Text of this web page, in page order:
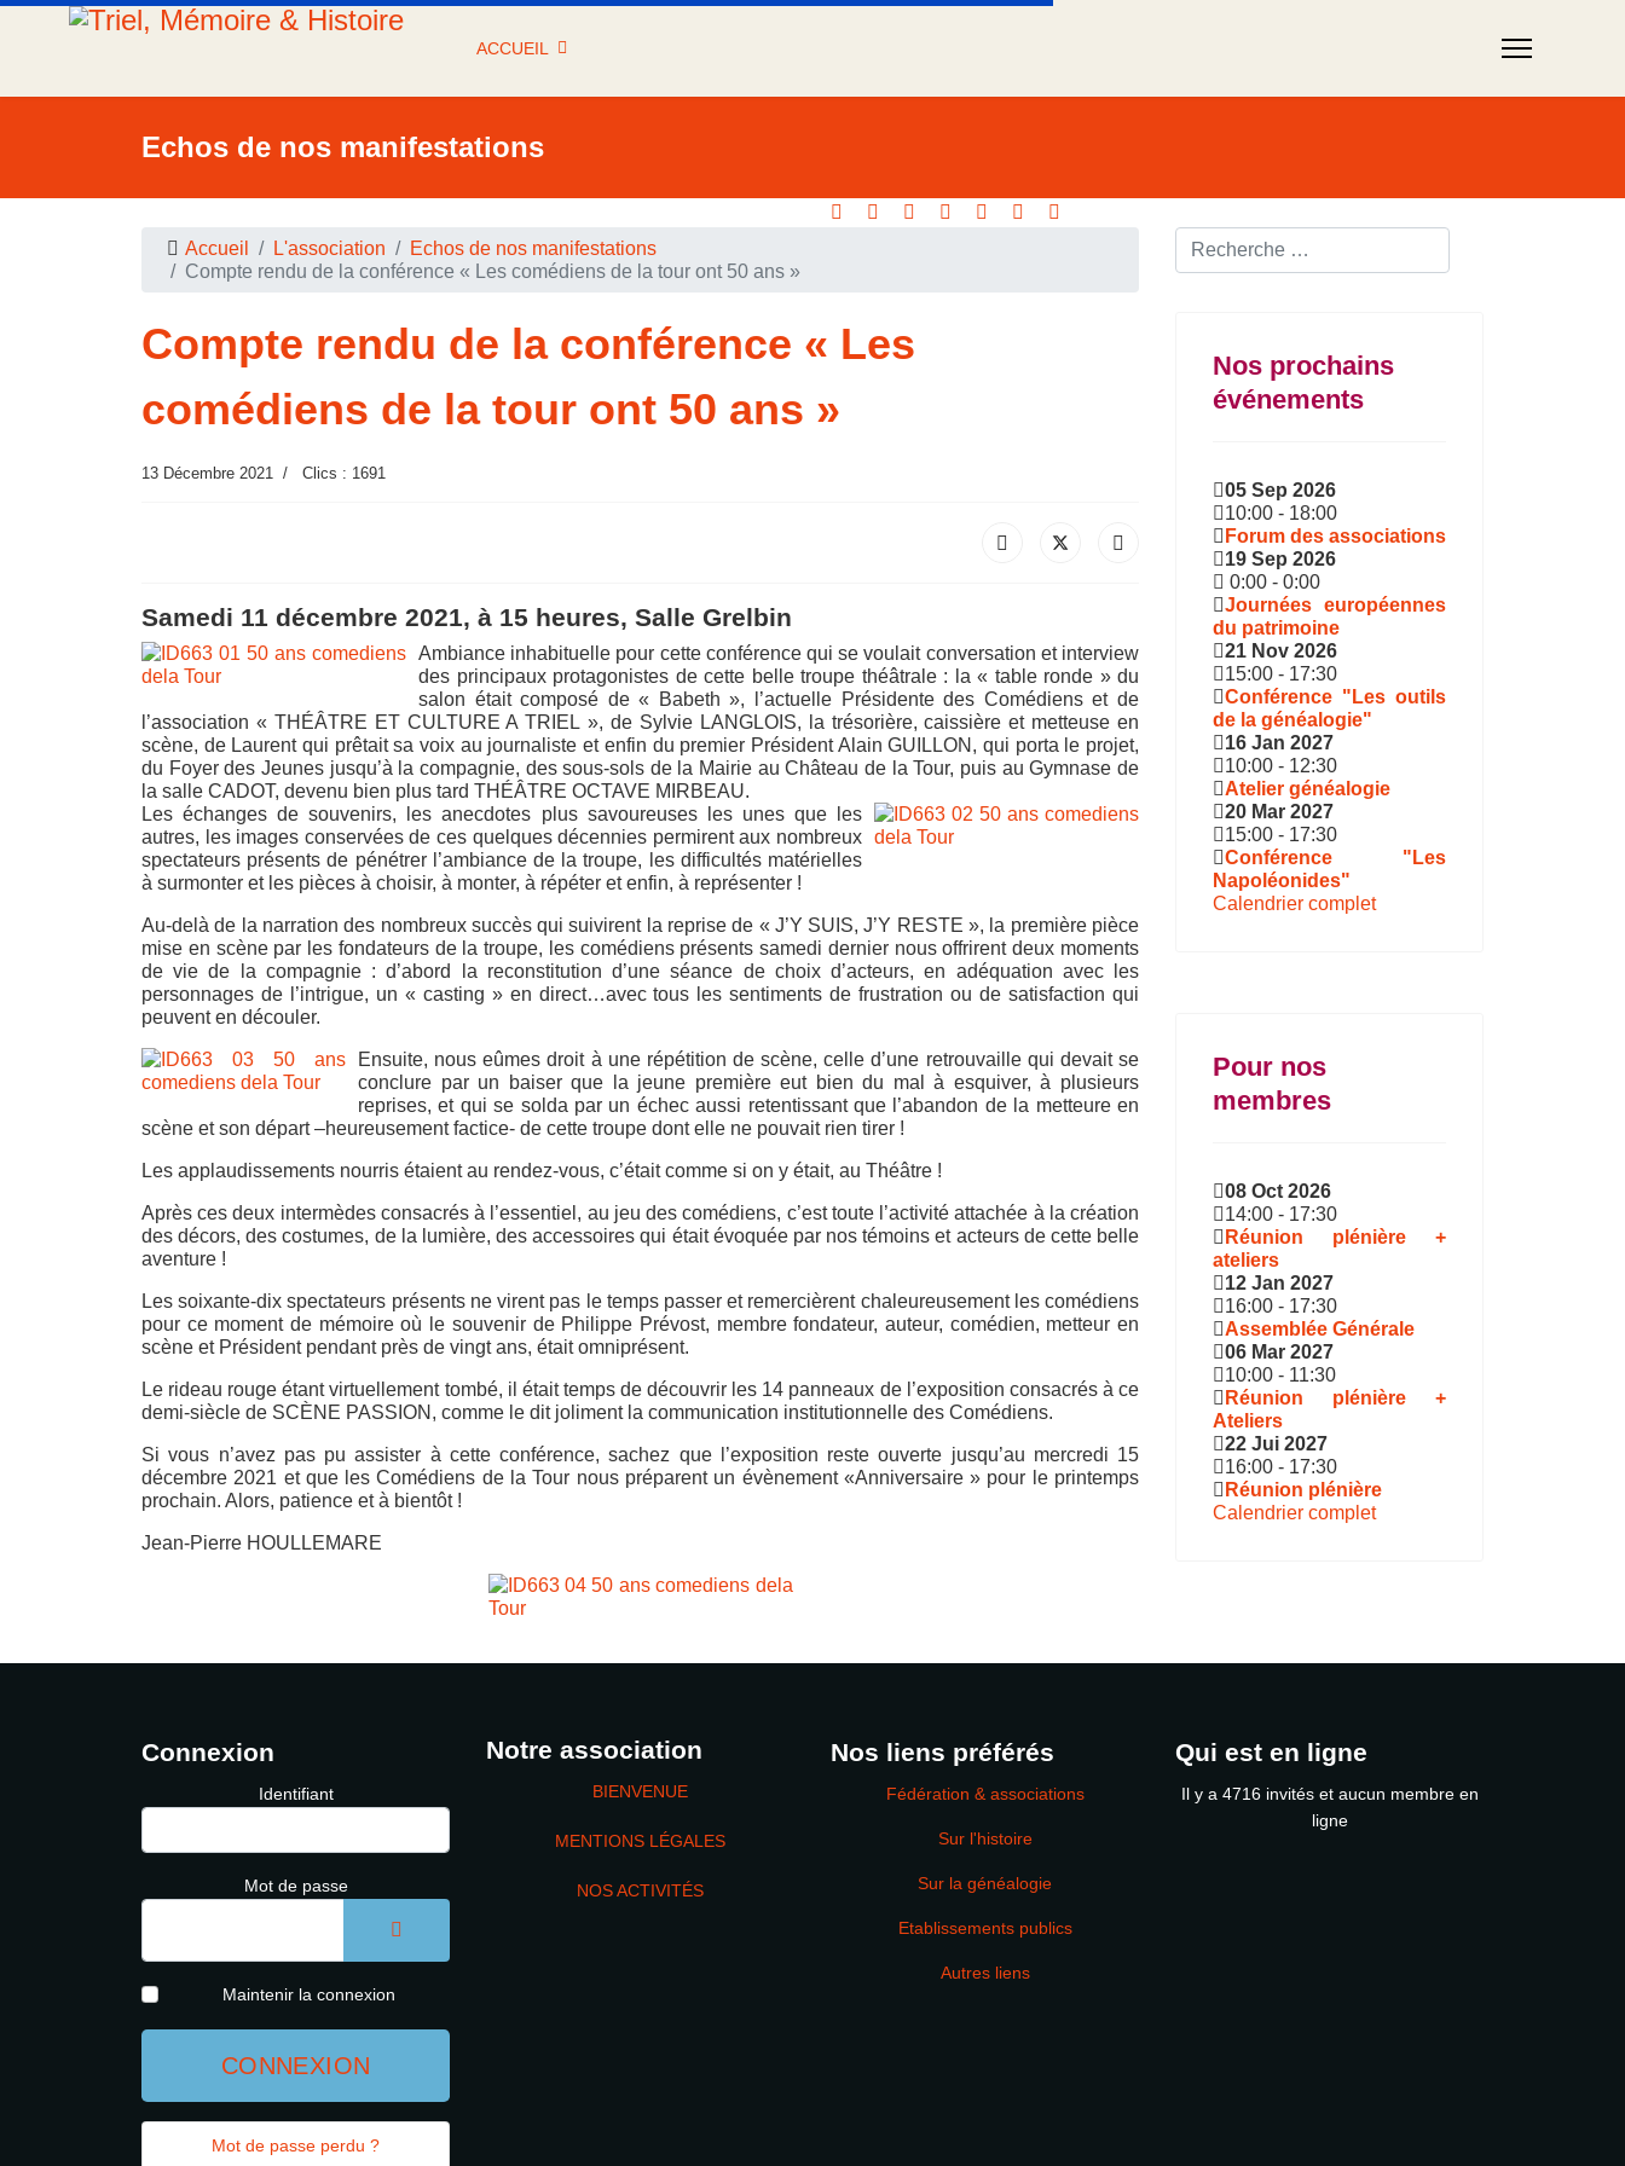
ACCUEIL
Echos de nos manifestations
Accueil L'association
Echos de nos manifestations
Compte rendu de la conférence « Les comédiens de la tour ont 50 ans »
Rechercher ...
Compte rendu de la conférence « Les
comédiens de la tour ont 50 ans »
13 Décembre 2021 Clics : 1691
Samedi 11 décembre 2021, à 15 heures, Salle Grelbin
Ambiance inhabituelle pour cette conférence qui se voulait conversation et interview
des principaux protagonistes de cette belle troupe théâtrale : la « table ronde » du
salon était composé de « Babeth », l’actuelle Présidente des Comédiens et de
l’association « THÉÂTRE ET CULTURE A TRIEL », de Sylvie LANGLOIS, la trésorière, caissière et metteuse en
scène, de Laurent qui prêtait sa voix au journaliste et enfin du premier Président Alain GUILLON, qui porta le projet,
du Foyer des Jeunes jusqu’à la compagnie, des sous-sols de la Mairie au Château de la Tour, puis au Gymnase de
la salle CADOT, devenu bien plus tard THÉÂTRE OCTAVE MIRBEAU.
Les échanges de souvenirs, les anecdotes plus savoureuses les unes que les
autres, les images conservées de ces quelques décennies permirent aux nombreux
spectateurs présents de pénétrer l’ambiance de la troupe, les difficultés matérielles
à surmonter et les pièces à choisir, à monter, à répéter et enfin, à représenter !
Au-delà de la narration des nombreux succès qui suivirent la reprise de « J’Y SUIS, J’Y RESTE », la première pièce
mise en scène par les fondateurs de la troupe, les comédiens présents samedi dernier nous offrirent deux moments
de vie de la compagnie : d’abord la reconstitution d’une séance de choix d’acteurs, en adéquation avec les
personnages de l’intrigue, un « casting » en direct…avec tous les sentiments de frustration ou de satisfaction qui
peuvent en découler.
Ensuite, nous eûmes droit à une répétition de scène, celle d’une retrouvaille qui devait se
conclure par un baiser que la jeune première eut bien du mal à esquiver, à plusieurs
reprises, et qui se solda par un échec aussi retentissant que l’abandon de la metteure en
scène et son départ –heureusement factice- de cette troupe dont elle ne pouvait rien tirer !
Les applaudissements nourris étaient au rendez-vous, c’était comme si on y était, au Théâtre !
Après ces deux intermèdes consacrés à l’essentiel, au jeu des comédiens, c’est toute l’activité attachée à la création
des décors, des costumes, de la lumière, des accessoires qui était évoquée par nos témoins et acteurs de cette belle
aventure !
Les soixante-dix spectateurs présents ne virent pas le temps passer et remercièrent chaleureusement les comédiens
pour ce moment de mémoire où le souvenir de Philippe Prévost, membre fondateur, auteur, comédien, metteur en
scène et Président pendant près de vingt ans, était omniprésent.
Le rideau rouge étant virtuellement tombé, il était temps de découvrir les 14 panneaux de l’exposition consacrés à ce
demi-siècle de SCÈNE PASSION, comme le dit joliment la communication institutionnelle des Comédiens.
Si vous n’avez pas pu assister à cette conférence, sachez que l’exposition reste ouverte jusqu’au mercredi 15
décembre 2021 et que les Comédiens de la Tour nous préparent un évènement «Anniversaire » pour le printemps
prochain. Alors, patience et à bientôt !
Jean-Pierre HOULLEMARE
Nos prochains
événements
05 Sep 2026
10:00 - 18:00
Forum des associations
19 Sep 2026
0:00 - 0:00
Journées européennes
du patrimoine
21 Nov 2026
15:00 - 17:30
Conférence "Les outils
de la généalogie"
16 Jan 2027
10:00 - 12:30
Atelier généalogie
20 Mar 2027
15:00 - 17:30
Conférence "Les
Napoléonides"
Calendrier complet
Pour nos
membres
08 Oct 2026
14:00 - 17:30
Réunion plénière +
ateliers
12 Jan 2027
16:00 - 17:30
Assemblée Générale
06 Mar 2027
10:00 - 11:30
Réunion plénière +
Ateliers
22 Jui 2027
16:00 - 17:30
Réunion plénière
Calendrier complet
Connexion
Identifiant
Mot de passe
AFFICHER LE MOT DE PASSE
Maintenir la connexion
CONNEXION
Mot de passe perdu ?
Notre association
BIENVENUE
MENTIONS LÉGALES
NOS ACTIVITÉS
Nos liens préférés
Fédération & associations
Sur l'histoire
Sur la généalogie
Etablissements publics
Autres liens
Qui est en ligne
Il y a 4716 invités et aucun membre en
ligne